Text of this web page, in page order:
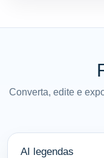
Converta, edite e
AI legendas